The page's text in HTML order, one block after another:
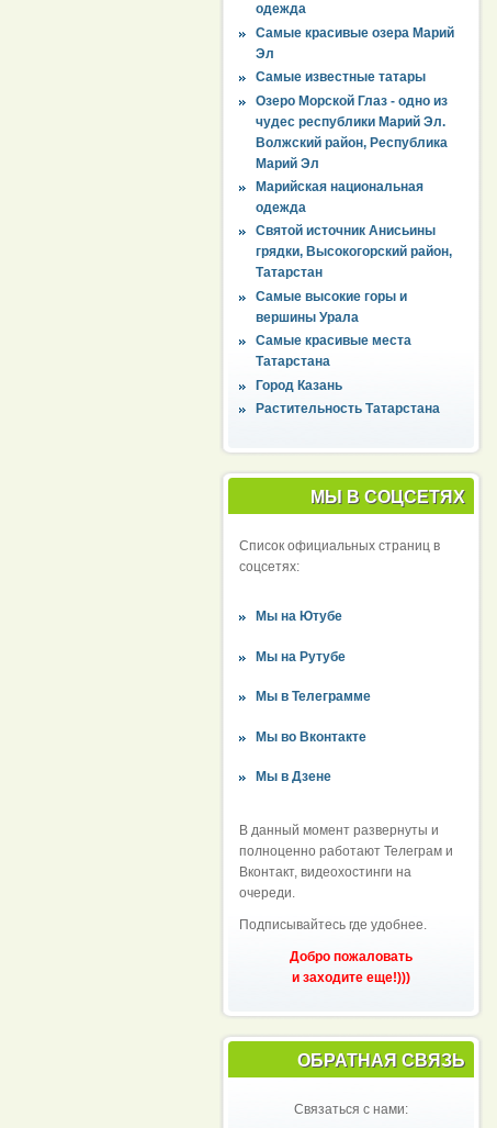
одежда
Самые красивые озера Марий
Эл
Самые известные татары
Озеро Морской Глаз - одно из
чудес республики Марий Эл.
Волжский район, Республика
Марий Эл
Марийская национальная
одежда
Святой источник Анисьины
грядки, Высокогорский район,
Татарстан
Самые высокие горы и
вершины Урала
Самые красивые места
Татарстана
Город Казань
Растительность Татарстана
МЫ В СОЦСЕТЯХ
Список официальных страниц в
соцсетях:
Мы на Ютубе
Мы на Рутубе
Мы в Телеграмме
Мы во Вконтакте
Мы в Дзене
В данный момент развернуты и
полноценно работают Телеграм и
Вконтакт, видеохостинги на
очереди.
Подписывайтесь где удобнее.
Добро пожаловать
и заходите еще!)))
ОБРАТНАЯ СВЯЗЬ
Связаться с нами: